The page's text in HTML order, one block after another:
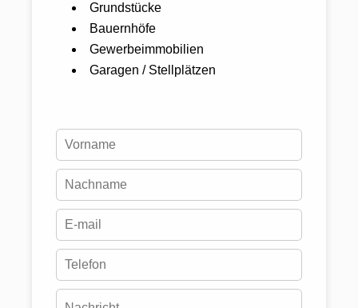
Grundstücke
Bauernhöfe
Gewerbeimmobilien
Garagen / Stellplätzen